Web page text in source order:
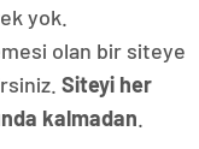
yok.
olan bir siteye
Siteyi her
kalmadan